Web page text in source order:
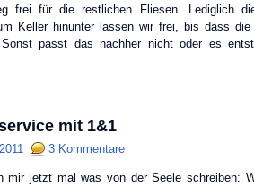
frei für die restlichen Fliesen. Lediglich
Keller hinunter lassen wir frei, bis dass die
passt das nachher nicht oder es
mit 1&1
3 Kommentare
mir jetzt mal was von der Seele schreiben: